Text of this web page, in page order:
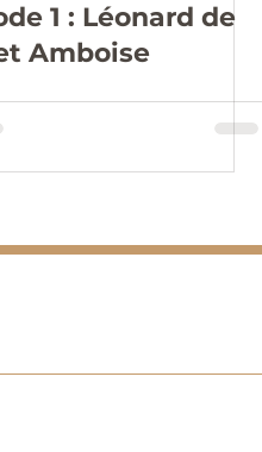
1 : Léonard de
Amboise